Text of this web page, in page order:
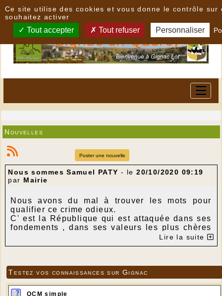
Nouvelles
Poster une nouvelle
Nous sommes Samuel PATY - le20/10/2020 09:19
par Mairie
Nous avons du mal à trouver les mots pour
qualifier ce crime odieux.
C' est la République qui est attaquée dans ses
fondements , dans ses valeurs les plus chères
avec l'assassinat ignoble et lâche de l' un de
ses serviteurs , un professeur d' Histoire devant
Tous les citoyens épris de liberté et de
fraternité sont révoltés ; demain les coupables,
tous ces fanatiques haineux, complices de ce
Lire la suite
Testez vos connaissances sur Gignac
QCM simple
Ce site utilise des cookies et vous donne le contrôle sur
souhaitez activer
Tout accepter Tout refuser Personnaliser